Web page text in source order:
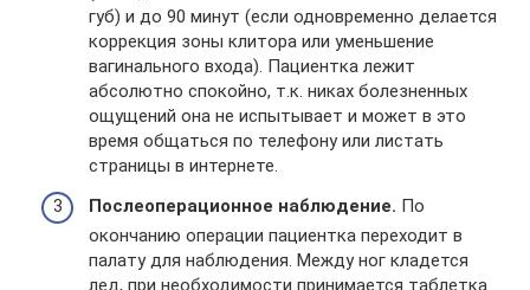
губ) и до 90 минут (если одновременно делается
коррекция зоны клитора или уменьшение
вагинального входа). Пациентка лежит
абсолютно спокойно, т.к. никах болезненных
ощущений она не испытывает и может в это
время общаться по телефону или листать
страницы в интернете.
Послеоперационное наблюдение. По
окончанию операции пациентка переходит в
палату для наблюдения. Между ног кладется
лед, при необходимости принимается таблетка